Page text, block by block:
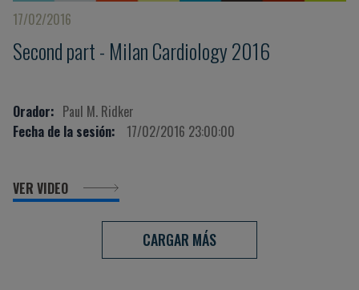
17/02/2016
Second part - Milan Cardiology 2016
Orador: Paul M. Ridker
Fecha de la sesión:
17/02/2016 23:00:00
VER VIDEO
CARGAR MÁS